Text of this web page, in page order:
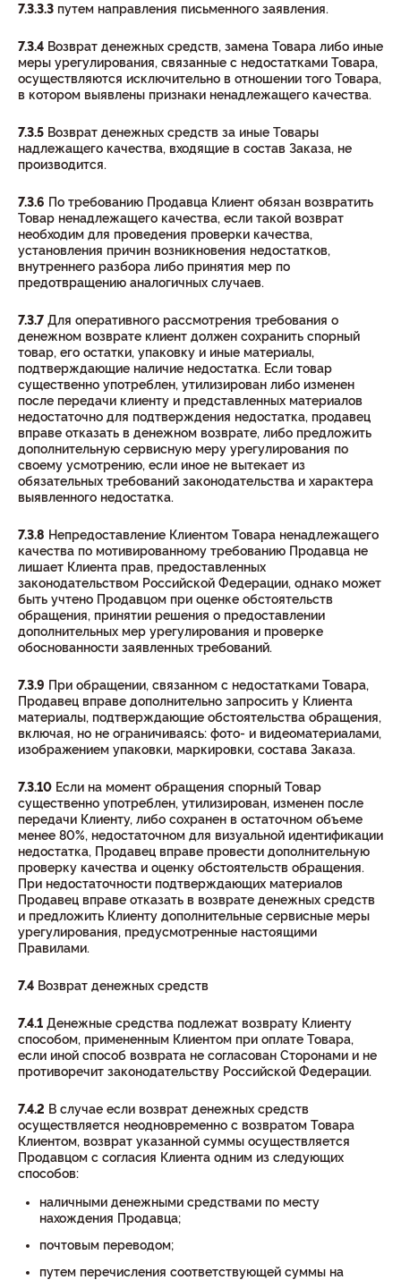
7.3.3.3 путем направления письменного заявления.
7.3.4 Возврат денежных средств, замена Товара либо иные
меры урегулирования, связанные с недостатками Товара,
осуществляются исключительно в отношении того Товара,
в котором выявлены признаки ненадлежащего качества.
7.3.5 Возврат денежных средств за иные Товары
надлежащего качества, входящие в состав Заказа, не
производится.
7.3.6 По требованию Продавца Клиент обязан возвратить
Товар ненадлежащего качества, если такой возврат
необходим для проведения проверки качества,
установления причин возникновения недостатков,
внутреннего разбора либо принятия мер по
предотвращению аналогичных случаев.
7.3.7 Для оперативного рассмотрения требования о
денежном возврате клиент должен сохранить спорный
товар, его остатки, упаковку и иные материалы,
подтверждающие наличие недостатка. Если товар
существенно употреблен, утилизирован либо изменен
после передачи клиенту и представленных материалов
недостаточно для подтверждения недостатка, продавец
вправе отказать в денежном возврате, либо предложить
дополнительную сервисную меру урегулирования по
своему усмотрению, если иное не вытекает из
обязательных требований законодательства и характера
выявленного недостатка.
7.3.8 Непредоставление Клиентом Товара ненадлежащего
качества по мотивированному требованию Продавца не
лишает Клиента прав, предоставленных
законодательством Российской Федерации, однако может
быть учтено Продавцом при оценке обстоятельств
обращения, принятии решения о предоставлении
дополнительных мер урегулирования и проверке
обоснованности заявленных требований.
7.3.9 При обращении, связанном с недостатками Товара,
Продавец вправе дополнительно запросить у Клиента
материалы, подтверждающие обстоятельства обращения,
включая, но не ограничиваясь: фото- и видеоматериалами,
изображением упаковки, маркировки, состава Заказа.
7.3.10 Если на момент обращения спорный Товар
существенно употреблен, утилизирован, изменен после
передачи Клиенту, либо сохранен в остаточном объеме
менее 80%, недостаточном для визуальной идентификации
недостатка, Продавец вправе провести дополнительную
проверку качества и оценку обстоятельств обращения.
При недостаточности подтверждающих материалов
Продавец вправе отказать в возврате денежных средств
и предложить Клиенту дополнительные сервисные меры
урегулирования, предусмотренные настоящими
Правилами.
7.4 Возврат денежных средств
7.4.1 Денежные средства подлежат возврату Клиенту
способом, примененным Клиентом при оплате Товара,
если иной способ возврата не согласован Сторонами и не
противоречит законодательству Российской Федерации.
7.4.2 В случае если возврат денежных средств
осуществляется неодновременно с возвратом Товара
Клиентом, возврат указанной суммы осуществляется
Продавцом с согласия Клиента одним из следующих
способов:
наличными денежными средствами по месту
нахождения Продавца;
почтовым переводом;
путем перечисления соответствующей суммы на